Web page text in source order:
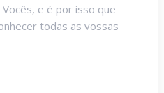
e é por isso que
todas as vossas